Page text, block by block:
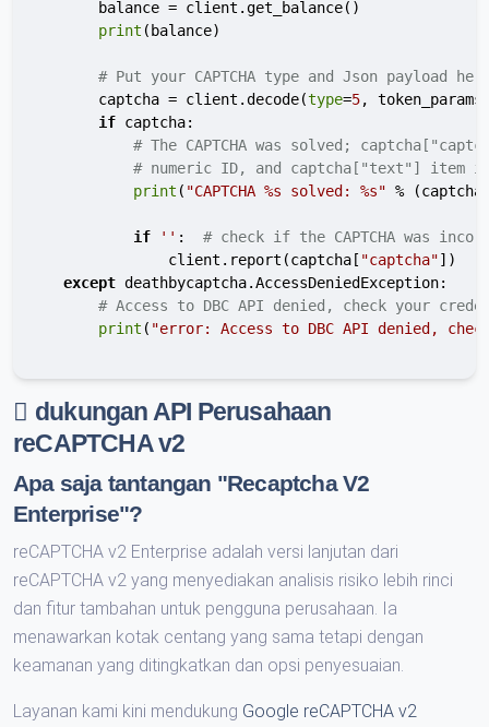
        balance = client.get_balance()
print (balance)
# Put your CAPTCHA type and Json payload
        captcha = client.decode(
type=5,
if captcha:
# The CAPTCHA was solved;
# numeric ID, and captcha["text"]
print ( "CAPTCHA %s solved: %s" %
if '' : # check if the CAPTCHA was
                client.report(captcha[
"captcha"])
except deathbycaptcha.AccessDeniedException:
# Access to DBC API denied, check your
print ( "error: Access to DBC API denied,
dukungan API Perusahaan
reCAPTCHA v2
Apa saja tantangan "Recaptcha V2
Enterprise"?
reCAPTCHA v2 Enterprise adalah versi lanjutan dari
reCAPTCHA v2 yang menyediakan analisis risiko lebih rinci
dan fitur tambahan untuk pengguna perusahaan. Ia
menawarkan kotak centang yang sama tetapi dengan
keamanan yang ditingkatkan dan opsi penyesuaian.
Layanan kami kini mendukung Google reCAPTCHA v2